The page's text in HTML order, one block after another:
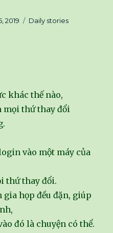
2019 Categories
Daily stories
khác thế nào,
mọi thứ thay đổi
vào một máy của
thứ thay đổi.
gia họp đều đặn, giúp
đó là chuyện có thể.